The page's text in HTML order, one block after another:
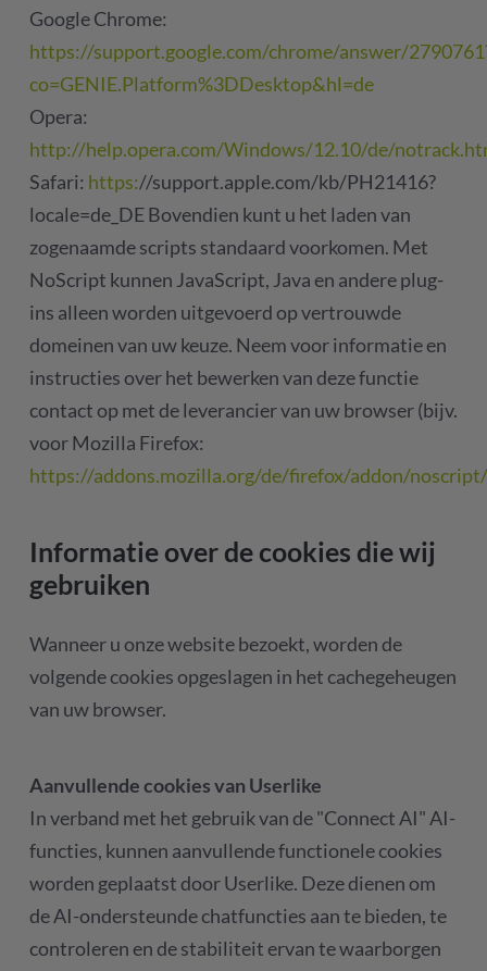
Google Chrome:
https://support.google.com/chrome/answer/
co=GENIE.Platform%3DDesktop&hl=de
Opera:
http://help.opera.com/Windows/12.10/de/
Safari: https://support.apple.com/kb/PH21416?
locale=de_DE Bovendien kunt u het laden van
zogenaamde scripts standaard voorkomen. Met
NoScript kunnen JavaScript, Java en andere plug-
ins alleen worden uitgevoerd op vertrouwde
domeinen van uw keuze. Neem voor informatie en
instructies over het bewerken van deze functie
contact op met de leverancier van uw browser (bijv.
voor Mozilla Firefox:
https://addons.mozilla.org/de/firefox/addon/
Informatie over de cookies die wij
gebruiken
Wanneer u onze website bezoekt, worden de
volgende cookies opgeslagen in het cachegeheugen
van uw browser.
Aanvullende cookies van Userlike
In verband met het gebruik van de "Connect AI" AI-
functies, kunnen aanvullende functionele cookies
worden geplaatst door Userlike. Deze dienen om
de AI-ondersteunde chatfuncties aan te bieden, te
controleren en de stabiliteit ervan te waarborgen